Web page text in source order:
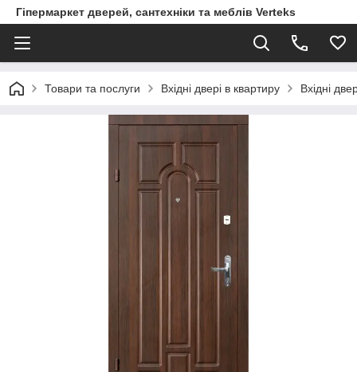
Гіпермаркет дверей, сантехніки та меблів Verteks
Товари та послуги Вхідні двері в квартиру Вхідні